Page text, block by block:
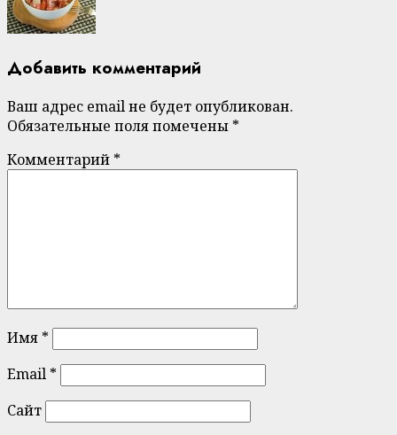
Добавить комментарий
Ваш адрес email не будет опубликован.
Обязательные поля помечены *
Комментарий *
Имя *
Email *
Сайт